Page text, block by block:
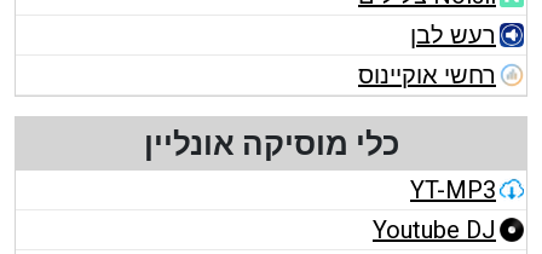
רעש לבן
רחשי אוקיינוס
כלי מוסיקה אונליין
YT-MP3
Youtube DJ